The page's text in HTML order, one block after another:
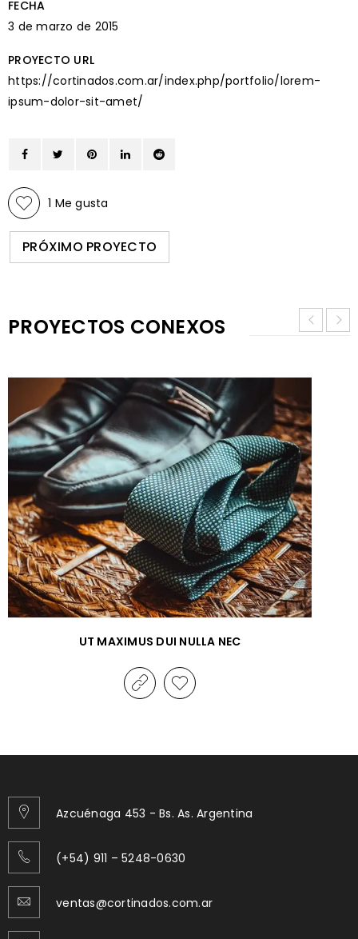
FECHA
3 de marzo de 2015
PROYECTO URL
https://cortinados.com.ar/index.php/portfolio/lorem-
ipsum-dolor-sit-amet/
1 Me gusta
PRÓXIMO PROYECTO
PROYECTOS CONEXOS
UT MAXIMUS DUI NULLA NEC
Azcuénaga 453 - Bs. As. Argentina
(+54) 911 – 5248-0630
ventas@cortinados.com.ar